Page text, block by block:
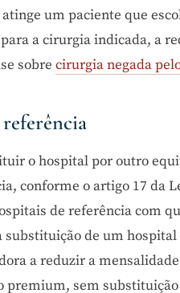
um paciente que
a cirurgia indicada, a
sobre cirurgia negada
o hospital por outro
conforme o artigo 17 da
de referência com
de um
a reduzir a
sem